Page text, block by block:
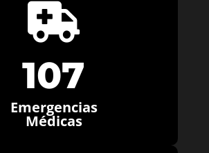

107
Emergencias
Médicas